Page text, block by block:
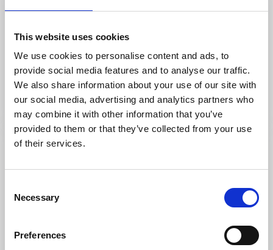
This website uses cookies
We use cookies to personalise content and ads, to
provide social media features and to analyse our traffic.
We also share information about your use of our site with
our social media, advertising and analytics partners who
may combine it with other information that you’ve
provided to them or that they’ve collected from your use
of their services.
Selection
Necessary
Preferences
Sevärdheter
Gamla Rådhuset
Lidköping
Lidköpings mest ikoniska byggnad
Läs mer